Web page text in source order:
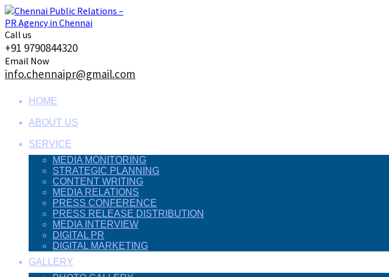
Skip
to
content
Call us
+91 9790844320
Email Now
info.chennaipr@gmail.com
HOME
ABOUT US
SERVICE
MEDIA MONITORING
STRATEGIC PLANNING
CONTENT WRITING
MEDIA RELATIONS
PRESS CONFERENCE
PRESS RELEASE DISTRIBUTION
MEDIA INTERVIEW
DIGITAL PR
DIGITAL MARKETING
GALLERY